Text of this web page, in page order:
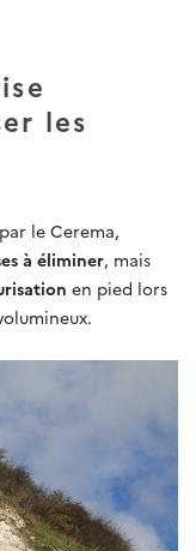
les
le Cerema,
à éliminer, mais
en pied lors